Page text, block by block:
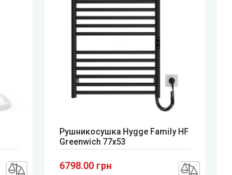
Рушникосушка Hygge Family HF
Greenwich 77x53
6798.00 грн